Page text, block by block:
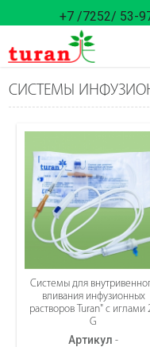
+7 /7252/ 53-
СИСТЕМЫ
Cистемы для
вливания инфузионных
растворов Turan" с иглами
G
Артикул -